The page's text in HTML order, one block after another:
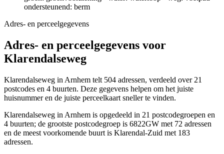
ondersteunend: berm
Adres- en perceelgegevens
Adres- en perceelgegevens voor
Klarendalseweg
Klarendalseweg in Arnhem telt 504 adressen, verdeeld over 21
postcodes en 4 buurten. Deze gegevens helpen om het juiste
huisnummer en de juiste perceelkaart sneller te vinden.
Klarendalseweg in Arnhem is opgedeeld in 21 postcodegroepen en
4 buurten; de grootste postcodegroep is 6822GW met 72 adressen
en de meest voorkomende buurt is Klarendal-Zuid met 183
adressen.